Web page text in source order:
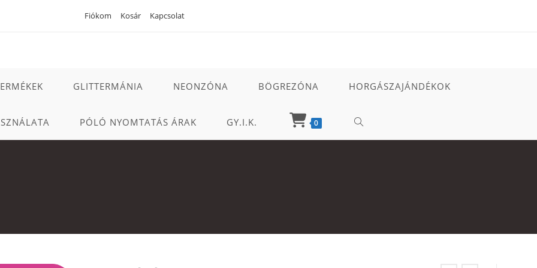
Fiókom Kosár Kapcsolat
GLITTERMÁNIA NEONZÓNA BÖGREZÓNA HORGÁSZAJÁNDÉKOK
PÓLÓ NYOMTATÁS ÁRAK GY.I.K. 0 TOGGLE